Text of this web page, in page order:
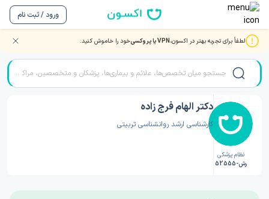
ورود / ثبت نام
لطفاً برای تجربه بهتر در اکسون،VPN یا پروکسی خود را خاموش کنید. صفحه اصلی/دکتر روانشناسی/دکتر الهام فرج زاده
نظام پزشکی
رش-52555
دکتر الهام فرج زاده
کارشناسی ارشد روانشناسی تربیتی